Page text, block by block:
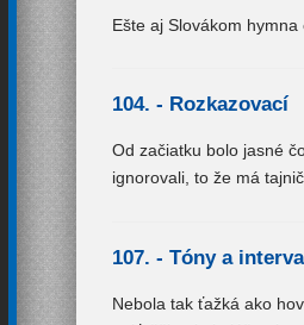
Ešte aj Slovákom
104. - Rozkazovací
Od začiatku bolo jasné
ignorovali, to že má
107. - Tóny a
Nebola tak ťažká ako